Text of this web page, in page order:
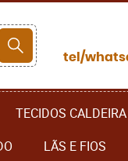
TECIDOS CALDEIRA
LÃS E FIOS